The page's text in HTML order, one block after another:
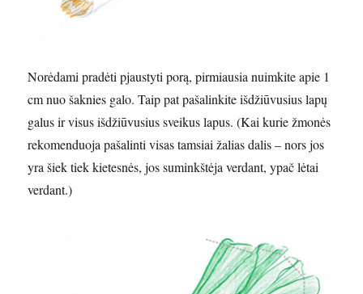
Norėdami pradėti pjaustyti porą, pirmiausia nuimkite apie 1
cm nuo šaknies galo. Taip pat pašalinkite išdžiūvusius lapų
galus ir visus išdžiūvusius sveikus lapus. (Kai kurie žmonės
rekomenduoja pašalinti visas tamsiai žalias dalis – nors jos
yra šiek tiek kietesnės, jos suminkštėja verdant, ypač lėtai
verdant.)